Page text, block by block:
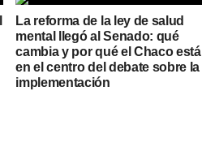
La reforma de la ley de salud
mental llegó al Senado: qué
cambia y por qué el Chaco está
en el centro del debate sobre la
implementación